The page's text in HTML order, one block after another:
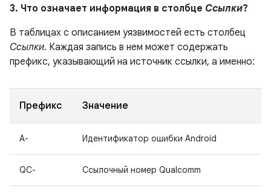
3. Что означает информация в столбце Ссылки?
В таблицах с описанием уязвимостей есть столбец
Ссылки. Каждая запись в нем может содержать
префикс, указывающий на источник ссылки, а именно:
Префикс Значение
A- Идентификатор ошибки Android
QC- Ссылочный номер Qualcomm